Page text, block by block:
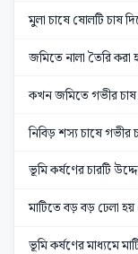
মুলা চাষে ষোলটি চাষ
জমিতে নালা তৈরি করা
কখন জমিতে গভীর
নিবিড় শস্য চাষে গভীর
ভূমি কর্ষণের চারটি
মাটিতে বড় বড় ঢেলা
ভূমি কর্ষণের মাধ্যমে